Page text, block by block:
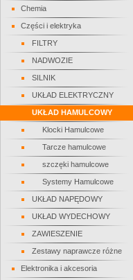
Chemia
Części i elektryka
FILTRY
NADWOZIE
SILNIK
UKŁAD ELEKTRYCZNY
UKŁAD HAMULCOWY
Klocki Hamulcowe
Tarcze hamulcowe
szczęki hamulcowe
Systemy Hamulcowe
UKŁAD NAPĘDOWY
UKŁAD WYDECHOWY
ZAWIESZENIE
Zestawy naprawcze różne
Elektronika i akcesoria